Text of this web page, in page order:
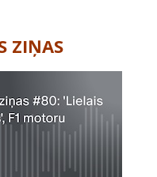
ZIŅAS